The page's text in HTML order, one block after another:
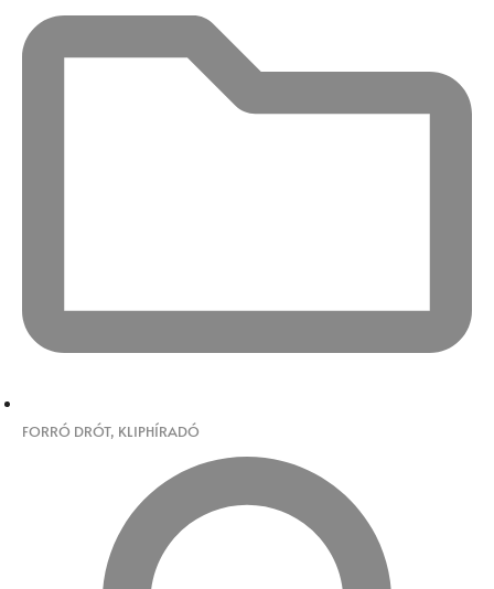
FORRÓ DRÓT, KLIPHÍRADÓ